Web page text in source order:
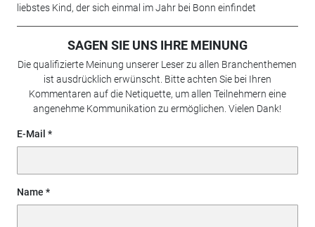
liebstes Kind, der sich einmal im Jahr bei Bonn einfindet
SAGEN SIE UNS IHRE MEINUNG
Die qualifizierte Meinung unserer Leser zu allen Branchenthemen
ist ausdrücklich erwünscht. Bitte achten Sie bei Ihren
Kommentaren auf die Netiquette, um allen Teilnehmern eine
angenehme Kommunikation zu ermöglichen. Vielen Dank!
E-Mail
Name